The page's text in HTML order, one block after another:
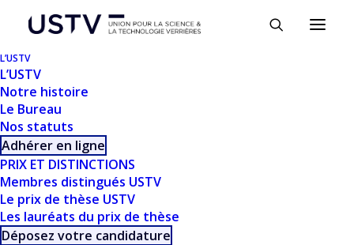
L’USTV
L’USTV
Notre histoire
Le Bureau
Nos statuts
Adhérer en ligne
PRIX ET DISTINCTIONS
Membres distingués USTV
Le prix de thèse USTV
Les lauréats du prix de thèse
Déposez votre candidature
TÉLÉCHARGER